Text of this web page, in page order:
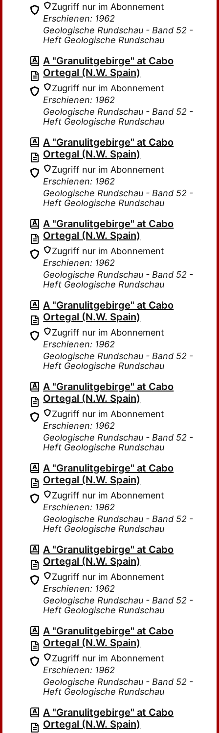
Zugriff nur im Abonnement
Erschienen: 1962
Geologische Rundschau - Band 52 -
Heft Geologische Rundschau
A "Granulitgebirge" at Cabo
Ortegal (N.W. Spain)
Zugriff nur im Abonnement
Erschienen: 1962
Geologische Rundschau - Band 52 -
Heft Geologische Rundschau
A "Granulitgebirge" at Cabo
Ortegal (N.W. Spain)
Zugriff nur im Abonnement
Erschienen: 1962
Geologische Rundschau - Band 52 -
Heft Geologische Rundschau
A "Granulitgebirge" at Cabo
Ortegal (N.W. Spain)
Zugriff nur im Abonnement
Erschienen: 1962
Geologische Rundschau - Band 52 -
Heft Geologische Rundschau
A "Granulitgebirge" at Cabo
Ortegal (N.W. Spain)
Zugriff nur im Abonnement
Erschienen: 1962
Geologische Rundschau - Band 52 -
Heft Geologische Rundschau
A "Granulitgebirge" at Cabo
Ortegal (N.W. Spain)
Zugriff nur im Abonnement
Erschienen: 1962
Geologische Rundschau - Band 52 -
Heft Geologische Rundschau
A "Granulitgebirge" at Cabo
Ortegal (N.W. Spain)
Zugriff nur im Abonnement
Erschienen: 1962
Geologische Rundschau - Band 52 -
Heft Geologische Rundschau
A "Granulitgebirge" at Cabo
Ortegal (N.W. Spain)
Zugriff nur im Abonnement
Erschienen: 1962
Geologische Rundschau - Band 52 -
Heft Geologische Rundschau
A "Granulitgebirge" at Cabo
Ortegal (N.W. Spain)
Zugriff nur im Abonnement
Erschienen: 1962
Geologische Rundschau - Band 52 -
Heft Geologische Rundschau
A "Granulitgebirge" at Cabo
Ortegal (N.W. Spain)